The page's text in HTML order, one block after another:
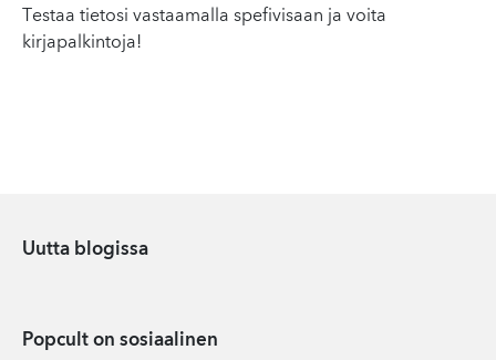
Testaa tietosi vastaamalla spefivisaan ja voita
kirjapalkintoja!
Uutta blogissa
Popcult on sosiaalinen